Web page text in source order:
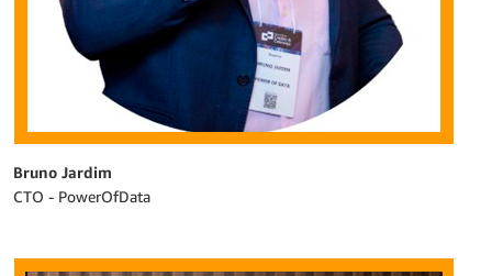
Bruno Jardim
CTO - PowerOfData